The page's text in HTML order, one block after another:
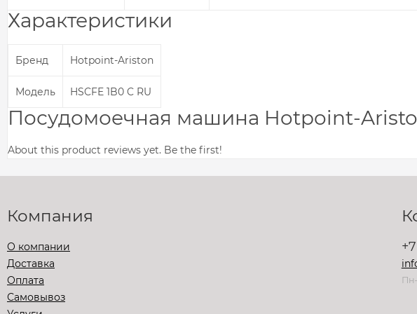
Характеристики
Бренд Hotpoint-Ariston
Модель HSCFE 1B0 C RU
Посудомоечная машина Hotpoint-
About this product reviews yet. Be the first!
Компания
О компании
Доставка
Оплата
Самовывоз